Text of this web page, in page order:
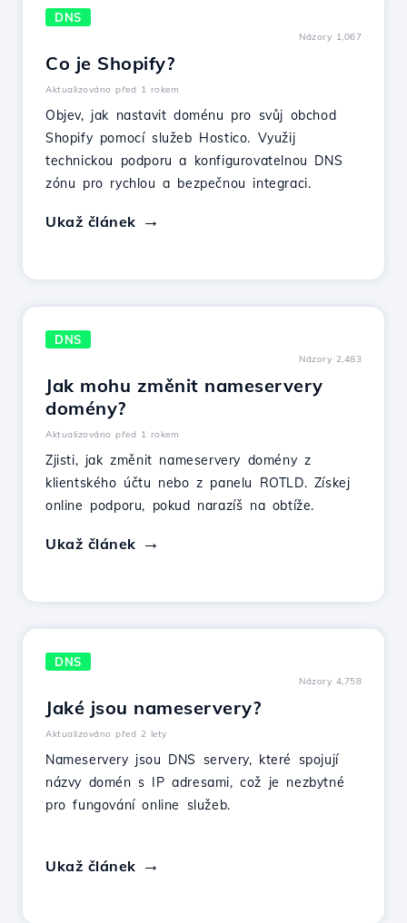
DNS
Názory 1,067
Co je Shopify?
Aktualizováno před 1 rokem
Objev, jak nastavit doménu pro svůj obchod
Shopify pomocí služeb Hostico. Využij
technickou podporu a konfigurovatelnou DNS
zónu pro rychlou a bezpečnou integraci.
Ukaž článek
DNS
Názory 2,483
Jak mohu změnit nameservery
domény?
Aktualizováno před 1 rokem
Zjisti, jak změnit nameservery domény z
klientského účtu nebo z panelu ROTLD. Získej
online podporu, pokud narazíš na obtíže.
Ukaž článek
DNS
Názory 4,758
Jaké jsou nameservery?
Aktualizováno před 2 lety
Nameservery jsou DNS servery, které spojují
názvy domén s IP adresami, což je nezbytné
pro fungování online služeb.
Ukaž článek